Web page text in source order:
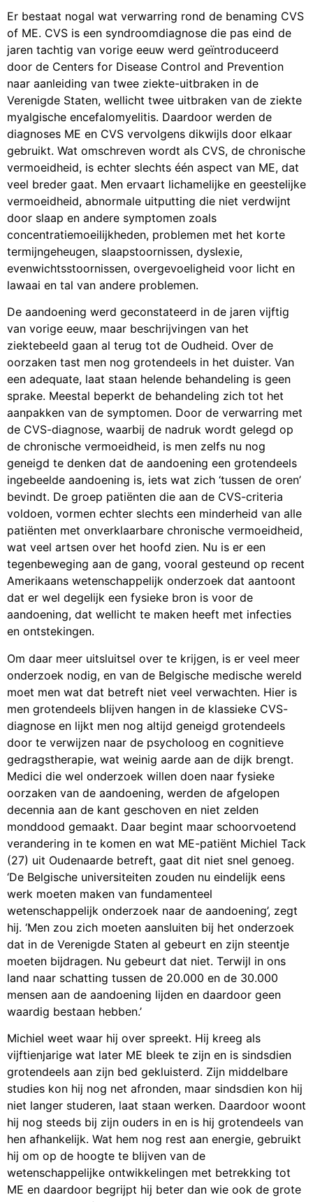
Er bestaat nogal wat verwarring rond de benaming CVS
of ME. CVS is een syndroomdiagnose die pas eind de
jaren tachtig van vorige eeuw werd geïntroduceerd
door de Centers for Disease Control and Prevention
naar aanleiding van twee ziekte-uitbraken in de
Verenigde Staten, wellicht twee uitbraken van de ziekte
myalgische encefalomyelitis. Daardoor werden de
diagnoses ME en CVS vervolgens dikwijls door elkaar
gebruikt. Wat omschreven wordt als CVS, de chronische
vermoeidheid, is echter slechts één aspect van ME, dat
veel breder gaat. Men ervaart lichamelijke en geestelijke
vermoeidheid, abnormale uitputting die niet verdwijnt
door slaap en andere symptomen zoals
concentratiemoeilijkheden, problemen met het korte
termijngeheugen, slaapstoornissen, dyslexie,
evenwichtsstoornissen, overgevoeligheid voor licht en
lawaai en tal van andere problemen.
De aandoening werd geconstateerd in de jaren vijftig
van vorige eeuw, maar beschrijvingen van het
ziektebeeld gaan al terug tot de Oudheid. Over de
oorzaken tast men nog grotendeels in het duister. Van
een adequate, laat staan helende behandeling is geen
sprake. Meestal beperkt de behandeling zich tot het
aanpakken van de symptomen. Door de verwarring met
de CVS-diagnose, waarbij de nadruk wordt gelegd op
de chronische vermoeidheid, is men zelfs nu nog
geneigd te denken dat de aandoening een grotendeels
ingebeelde aandoening is, iets wat zich ‘tussen de oren’
bevindt. De groep patiënten die aan de CVS-criteria
voldoen, vormen echter slechts een minderheid van alle
patiënten met onverklaarbare chronische vermoeidheid,
wat veel artsen over het hoofd zien. Nu is er een
tegenbeweging aan de gang, vooral gesteund op recent
Amerikaans wetenschappelijk onderzoek dat aantoont
dat er wel degelijk een fysieke bron is voor de
aandoening, dat wellicht te maken heeft met infecties
en ontstekingen.
Om daar meer uitsluitsel over te krijgen, is er veel meer
onderzoek nodig, en van de Belgische medische wereld
moet men wat dat betreft niet veel verwachten. Hier is
men grotendeels blijven hangen in de klassieke CVS-
diagnose en lijkt men nog altijd geneigd grotendeels
door te verwijzen naar de psycholoog en cognitieve
gedragstherapie, wat weinig aarde aan de dijk brengt.
Medici die wel onderzoek willen doen naar fysieke
oorzaken van de aandoening, werden de afgelopen
decennia aan de kant geschoven en niet zelden
monddood gemaakt. Daar begint maar schoorvoetend
verandering in te komen en wat ME-patiënt Michiel Tack
(27) uit Oudenaarde betreft, gaat dit niet snel genoeg.
‘De Belgische universiteiten zouden nu eindelijk eens
werk moeten maken van fundamenteel
wetenschappelijk onderzoek naar de aandoening’, zegt
hij. ‘Men zou zich moeten aansluiten bij het onderzoek
dat in de Verenigde Staten al gebeurt en zijn steentje
moeten bijdragen. Nu gebeurt dat niet. Terwijl in ons
land naar schatting tussen de 20.000 en de 30.000
mensen aan de aandoening lijden en daardoor geen
waardig bestaan hebben.’
Michiel weet waar hij over spreekt. Hij kreeg als
vijftienjarige wat later ME bleek te zijn en is sindsdien
grotendeels aan zijn bed gekluisterd. Zijn middelbare
studies kon hij nog net afronden, maar sindsdien kon hij
niet langer studeren, laat staan werken. Daardoor woont
hij nog steeds bij zijn ouders in en is hij grotendeels van
hen afhankelijk. Wat hem nog rest aan energie, gebruikt
hij om op de hoogte te blijven van de
wetenschappelijke ontwikkelingen met betrekking tot
ME en daardoor begrijpt hij beter dan wie ook de grote